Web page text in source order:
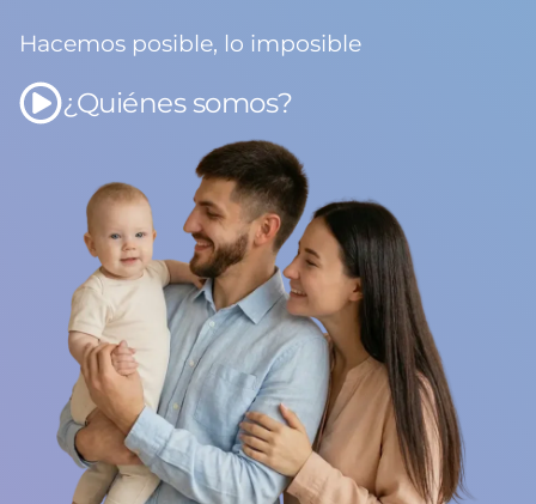
Hacemos posible, lo imposible
¿Quiénes somos?